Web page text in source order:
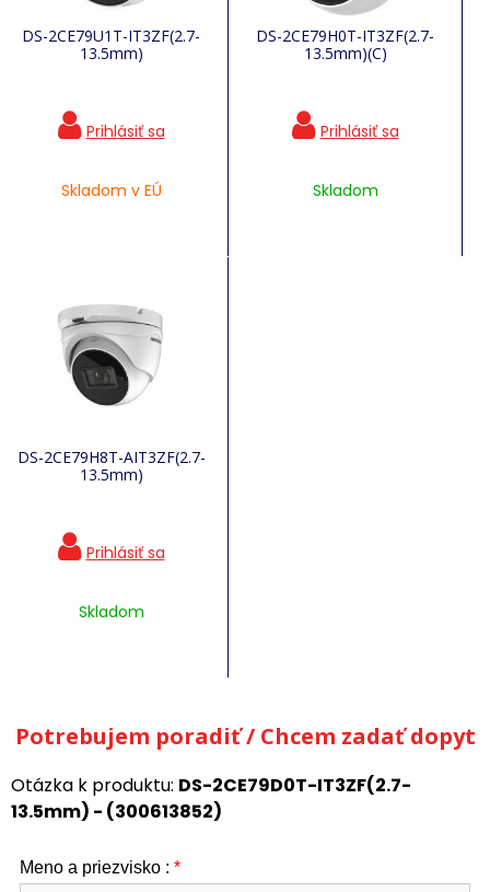
DS-2CE79U1T-IT3ZF(2.7-
13.5mm)
Skladom v EÚ
DS-2CE79H0T-IT3ZF(2.7-
13.5mm)(C)
Skladom
DS-2CE79H8T-AIT3ZF(2.7-
13.5mm)
Skladom
Potrebujem poradiť / Chcem zadať dopyt
Otázka k produktu: DS-2CE79D0T-IT3ZF(2.7-
13.5mm) - (300613852)